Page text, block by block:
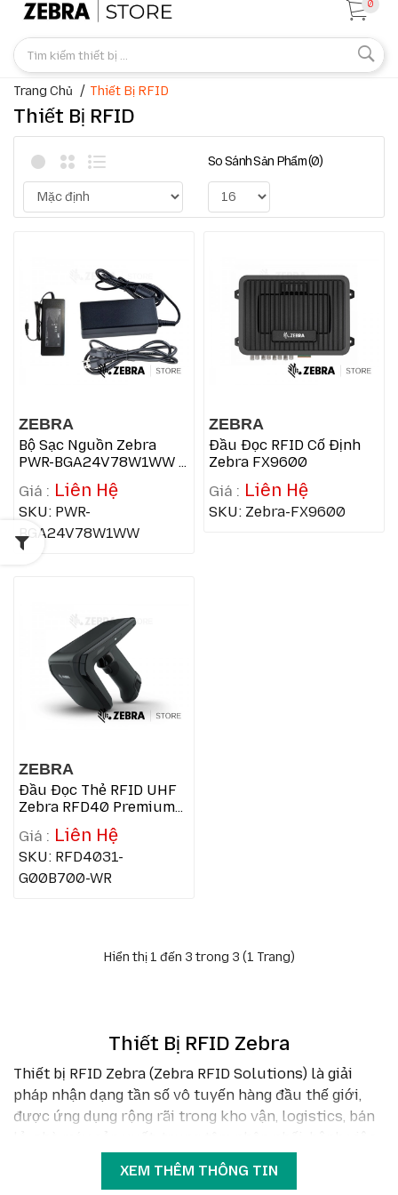
0
Trang Chủ Thiết Bị RFID
Thiết Bị RFID
So Sánh Sản Phẩm (0)
ZEBRA
Bộ Sạc Nguồn Zebra
PWR-BGA24V78W1WW –
Adapter AC Chính Hãng
Liên Hệ
SKU: PWR-
BGA24V78W1WW
ZEBRA
Đầu Đọc RFID Cố Định
Zebra FX9600
Liên Hệ
SKU: Zebra-FX9600
ZEBRA
Đầu Đọc Thẻ RFID UHF
Zebra RFD40 Premium
(RFD4031-G00B700-
WR)
Liên Hệ
SKU: RFD4031-
G00B700-WR
Hiển thị 1 đến 3 trong 3 (1 Trang)
Thiết Bị RFID Zebra
Thiết bị RFID Zebra (Zebra RFID Solutions) là giải
pháp nhận dạng tần số vô tuyến hàng đầu thế giới,
được ứng dụng rộng rãi trong kho vận, logistics, bán
và các doanh nghiệp FDI. Với công nghệ đọc UHF EPC
Gen2, khả năng quét nhiều tag cùng lúc, độ chính xác
XEM THÊM THÔNG TIN